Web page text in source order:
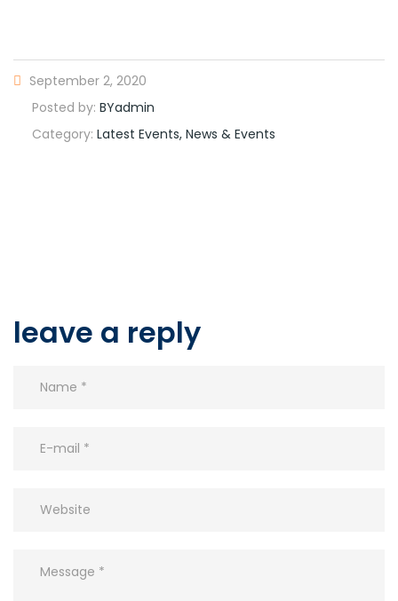
September 2, 2020
Posted by: BYadmin
Category: Latest Events, News & Events
leave a reply